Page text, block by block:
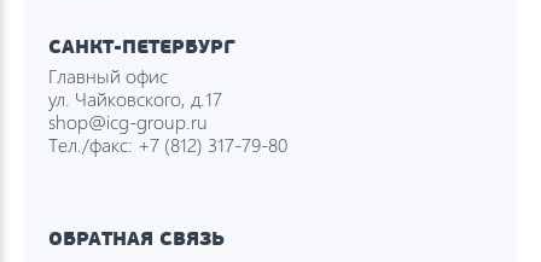
САНКТ-ПЕТЕРБУРГ
Главный офис
ул. Чайковского, д.17
shop@icg-group.ru
Тел./факс: +7 (812) 317-79-80
ОБРАТНАЯ СВЯЗЬ